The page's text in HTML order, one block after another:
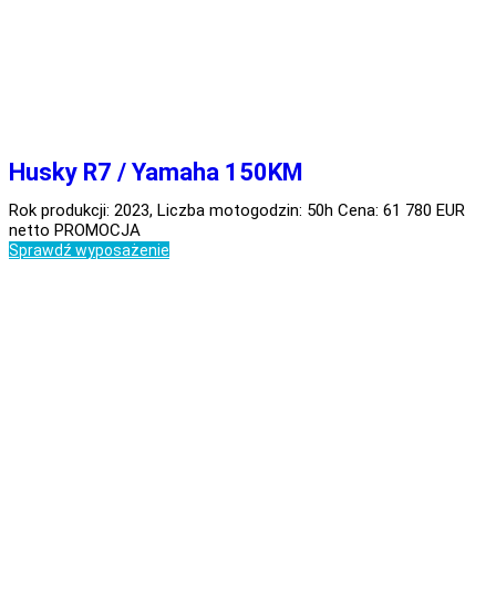
Husky R7 / Yamaha 150KM
Rok produkcji: 2023, Liczba motogodzin: 50h Cena: 61 780 EUR
netto PROMOCJA
Sprawdź wyposażenie